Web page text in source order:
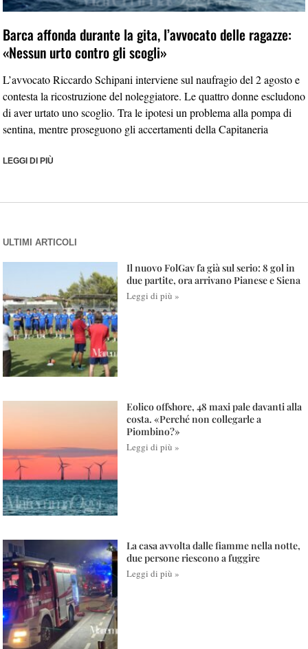
Barca affonda durante la gita, l’avvocato delle ragazze:
«Nessun urto contro gli scogli»
L’avvocato Riccardo Schipani interviene sul naufragio del 2 agosto e
contesta la ricostruzione del noleggiatore. Le quattro donne escludono
di aver urtato uno scoglio. Tra le ipotesi un problema alla pompa di
sentina, mentre proseguono gli accertamenti della Capitaneria
LEGGI DI PIÙ
ULTIMI ARTICOLI
Il nuovo FolGav fa già sul serio: 8 gol in
due partite, ora arrivano Pianese e Siena
Leggi di più »
Eolico offshore, 48 maxi pale davanti alla
costa. «Perché non collegarle a
Piombino?»
Leggi di più »
La casa avvolta dalle fiamme nella notte,
due persone riescono a fuggire
Leggi di più »